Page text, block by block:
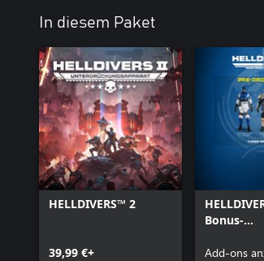
In diesem Paket
HELLDIVERS™ 2
39,99 €+
Bonus-
Add-ons